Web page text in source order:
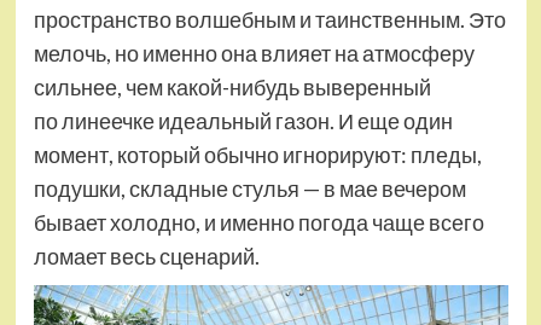
пространство волшебным и таинственным. Это
мелочь, но именно она влияет на атмосферу
сильнее, чем какой-нибудь выверенный
по линеечке идеальный газон. И еще один
момент, который обычно игнорируют: пледы,
подушки, складные стулья — в мае вечером
бывает холодно, и именно погода чаще всего
ломает весь сценарий.